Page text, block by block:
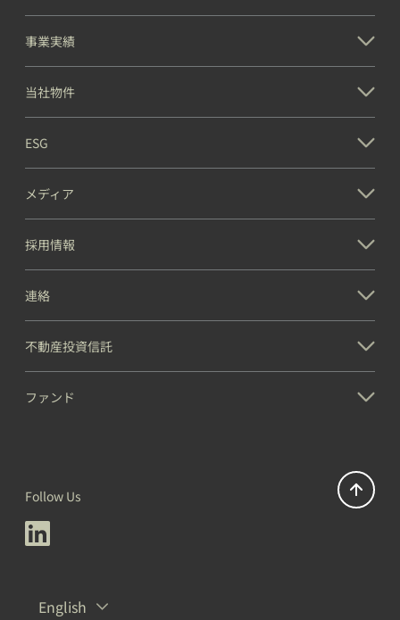
事業実績
当社物件
ESG
メディア
採用情報
連絡
不動産投資信託
ファンド
English
Follow Us